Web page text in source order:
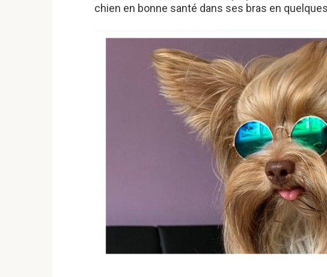
chien en bonne santé dans ses bras en